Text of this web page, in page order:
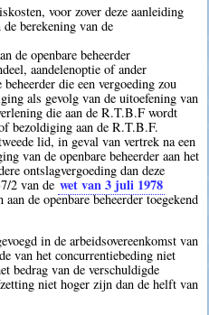
voor zover deze aanleiding
berekening van de
de openbare beheerder
aandelenoptie of ander
die een vergoeding zou
als gevolg van de uitoefening van
die aan de R.T.B.F wordt
bezoldiging aan de R.T.B.F.
lid, in geval van vertrek na een
van de openbare beheerder aan het
ontslagvergoeding dan deze
2 van de wet van 3 juli 1978
de openbare beheerder toegekend
in de arbeidsovereenkomst van
van het concurrentiebeding niet
bedrag van de verschuldigde
niet hoger zijn dan de helft van